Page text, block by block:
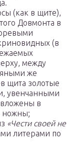
(как в щите),
Довмонта в
(в
между
же
щита золотые
увенчанными
в
ножны;
«Чести своей не
литерами по